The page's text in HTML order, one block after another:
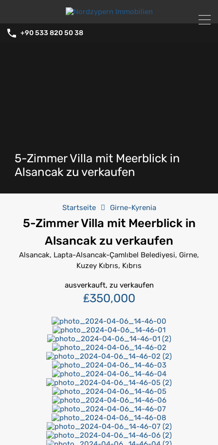
+90 533 820 50 38
5-Zimmer Villa mit Meerblick in
Alsancak zu verkaufen
Startseite Girne-Kyrenia
5-Zimmer Villa mit Meerblick in
Alsancak zu verkaufen
Alsancak, Lapta-Alsancak-Çamlıbel Belediyesi, Girne,
Kuzey Kıbrıs, Kıbrıs
ausverkauft, zu verkaufen
₤350,000